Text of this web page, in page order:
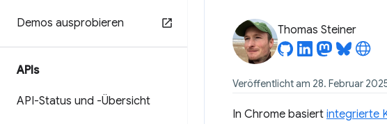
Demos ausprobieren
APIs
API-Status und -Übersicht
Thomas Steiner
Veröffentlicht am 28. Februar
In Chrome basiert integrierte